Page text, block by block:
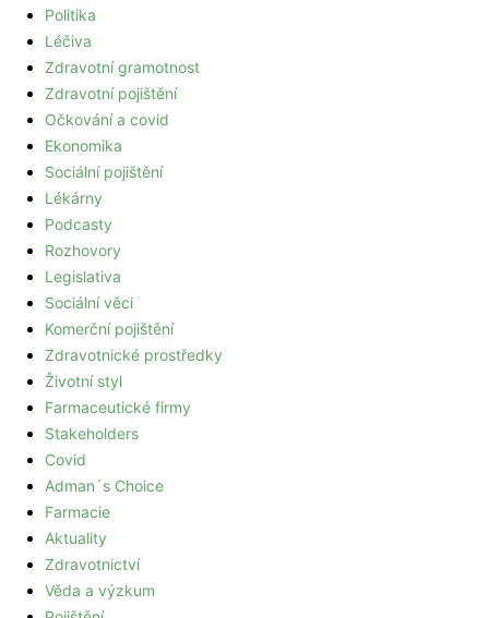
Politika
Léčiva
Zdravotní gramotnost
Zdravotní pojištění
Očkování a covid
Ekonomika
Sociální pojištění
Lékárny
Podcasty
Rozhovory
Legislativa
Sociální věci
Komerční pojištění
Zdravotnické prostředky
Životní styl
Farmaceutické firmy
Stakeholders
Covid
Adman´s Choice
Farmacie
Aktuality
Zdravotnictví
Věda a výzkum